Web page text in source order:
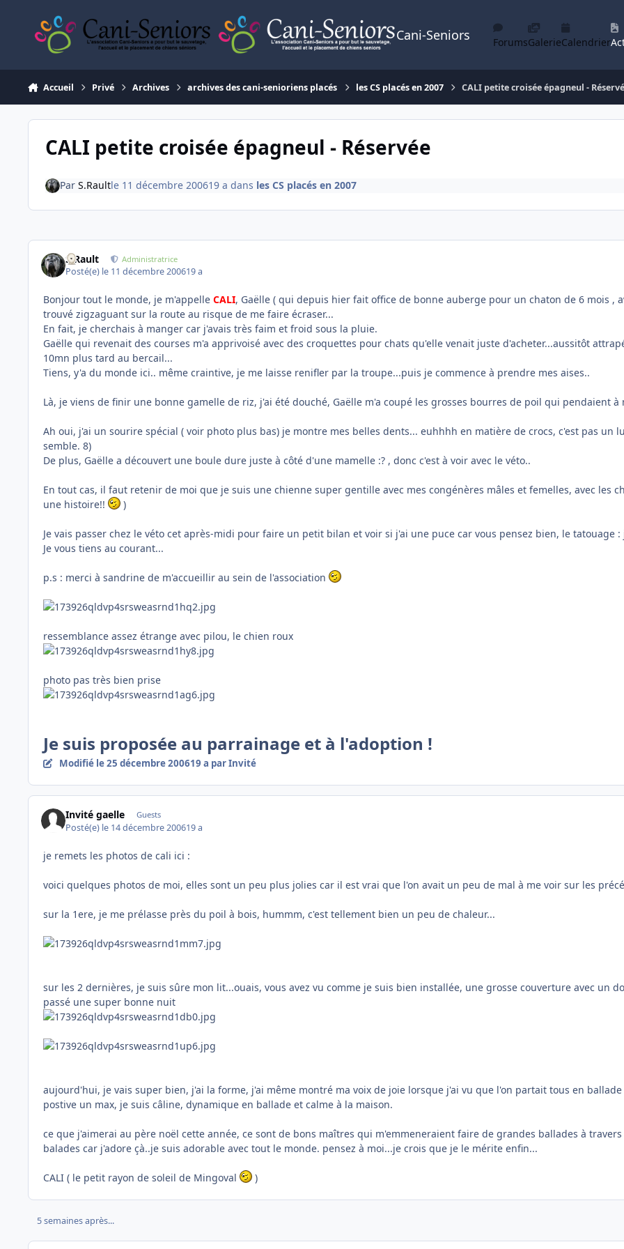
Cani-Seniors ForumsGalerieCalendrier
Accueil Privé Archives archives des cani-senioriens placés les CS placés en 2007 CALI petite croisée épagneul -
CALI petite croisée épagneul - Réservée
Par S.Raultle 11 décembre 200619 a dans les CS placés en 2007
S.Rault Administratrice
Posté(e) le 11 décembre 200619 a
Bonjour tout le monde, je m'appelle CALI, Gaëlle ( qui depuis hier fait office de bonne auberge pour un chaton de 6 mois ,
trouvé zigzaguant sur la route au risque de me faire écraser...
En fait, je cherchais à manger car j'avais très faim et froid sous la pluie.
Gaëlle qui revenait des courses m'a apprivoisé avec des croquettes pour chats qu'elle venait juste d'acheter...aussitôt
10mn plus tard au bercail...
Tiens, y'a du monde ici.. même craintive, je me laisse renifler par la troupe...puis je commence à prendre mes aises..
Là, je viens de finir une bonne gamelle de riz, j'ai été douché, Gaëlle m'a coupé les grosses bourres de poil qui pendaient à
Ah oui, j'ai un sourire spécial ( voir photo plus bas) je montre mes belles dents... euhhhh en matière de crocs, c'est pas un
semble. 8)
De plus, Gaëlle a découvert une boule dure juste à côté d'une mamelle :? , donc c'est à voir avec le véto..
En tout cas, il faut retenir de moi que je suis une chienne super gentille avec mes congénères mâles et femelles, avec les
une histoire!!
)
Je vais passer chez le véto cet après-midi pour faire un petit bilan et voir si j'ai une puce car vous pensez bien, le tatouage
Je vous tiens au courant...
p.s : merci à sandrine de m'accueillir au sein de l'association
ressemblance assez étrange avec pilou, le chien roux
photo pas très bien prise
Je suis proposée au parrainage et à l'adoption !
Modifié le 25 décembre 200619 a par Invité
Invité gaelle Guests
Posté(e) le 14 décembre 200619 a
je remets les photos de cali ici :
voici quelques photos de moi, elles sont un peu plus jolies car il est vrai que l'on avait un peu de mal à me voir sur les
sur la 1ere, je me prélasse près du poil à bois, hummm, c'est tellement bien un peu de chaleur...
sur les 2 dernières, je suis sûre mon lit...ouais, vous avez vu comme je suis bien installée, une grosse couverture avec un
passé une super bonne nuit
aujourd'hui, je vais super bien, j'ai la forme, j'ai même montré ma voix de joie lorsque j'ai vu que l'on partait tous en
postive un max, je suis câline, dynamique en ballade et calme à la maison.
ce que j'aimerai au père noël cette année, ce sont de bons maîtres qui m'emmeneraient faire de grandes ballades à
balades car j'adore çà..je suis adorable avec tout le monde. pensez à moi...je crois que je le mérite enfin...
CALI ( le petit rayon de soleil de Mingoval )
5 semaines après...